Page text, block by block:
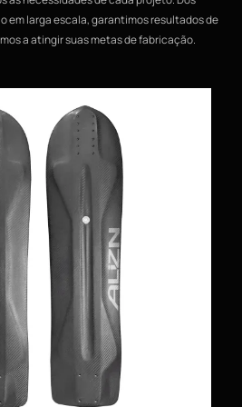
em larga escala, garantimos resultados de
a atingir suas metas de fabricação.